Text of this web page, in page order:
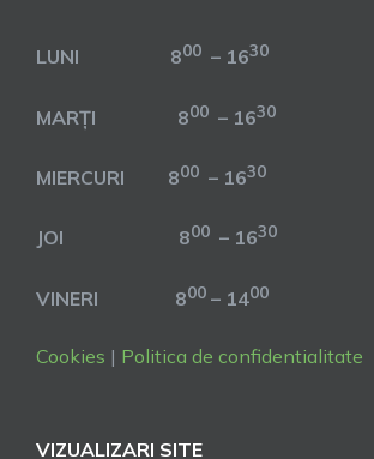
LUNI 800 – 16
MARȚI 800 – 16
MIERCURI 800 – 1630
JOI 800 – 1630
VINERI 800 – 1400
Cookies | Politica de confidentialitate
VIZUALIZARI SITE